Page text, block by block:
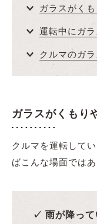
ガラスがく
運転中にガ
クルマのガ
ガラスがくもり
クルマを運転して
ばこんな場面では
✓ 雨が降って